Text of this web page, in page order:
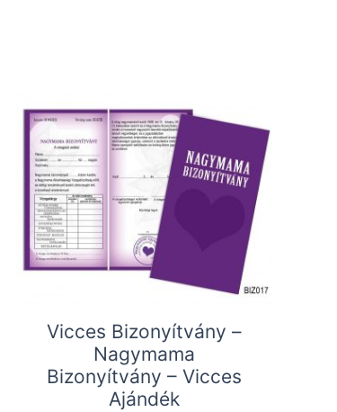
Vicces Bizonyítvány –
Nagymama
Bizonyítvány – Vicces
Ajándék